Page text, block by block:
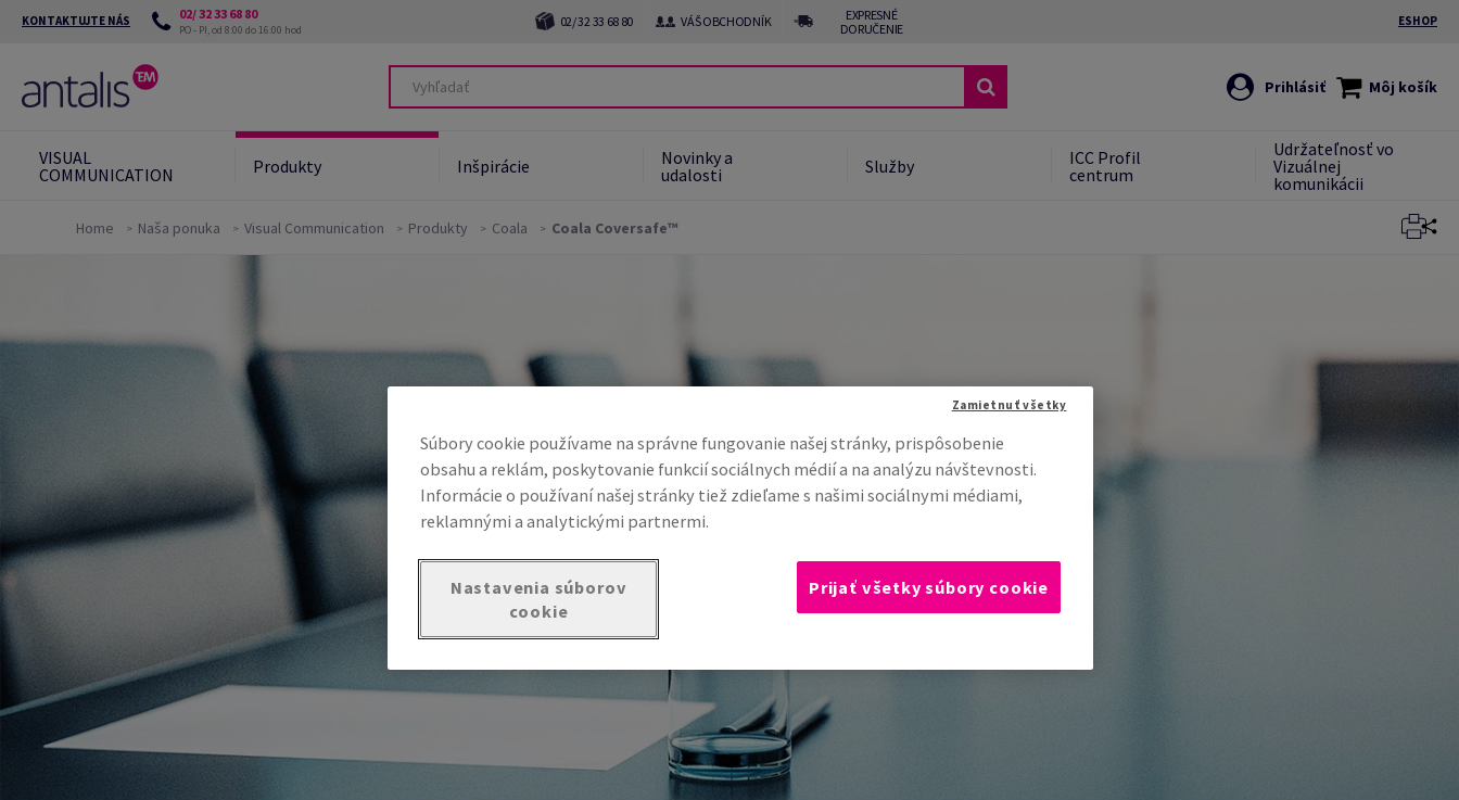
KONTAKTUJTE NÁS 02/ 32 33 68 80
PO - PI, od 8:00 do 16:00 hod 02/ 32 33 68 80 VÁŠ OBCHODNÍK
EXPRESNÉ
DORUČENIE
ESHOP
Prihlásiť Môj košík
VISUAL
COMMUNICATION
Produkty Inšpirácie
Novinky a
udalosti
Služby
ICC Profil
centrum
Udržateľnosť vo
Vizuálnej
komunikácii
Home Naša ponuka Visual Communication Produkty Coala Coala Coversafe™
Súbory cookie používame na správne fungovanie našej stránky, prispôsobenie
obsahu a reklám, poskytovanie funkcií sociálnych médií a na analýzu návštevnosti.
Informácie o používaní našej stránky tiež zdieľame s našimi sociálnymi médiami,
reklamnými a analytickými partnermi.
Nastavenia súborov
cookie
Zamietnuť všetky
Prijať všetky súbory cookie